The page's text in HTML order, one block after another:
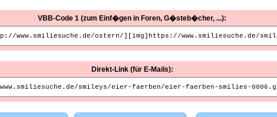
VBB-Code 1 (zum Einf�gen in Foren, G�steb�cher, ...):
Direkt-Link (für E-Mails):